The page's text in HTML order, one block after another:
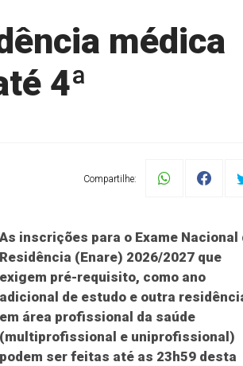
médica
4ª
Compartilhe:
As inscrições para o Exame Nacional
Residência (Enare) 2026/2027 que
exigem pré-requisito, como ano
adicional de estudo e outra
em área profissional da saúde
(multiprofissional e uniprofissional)
podem ser feitas até as 23h59 desta